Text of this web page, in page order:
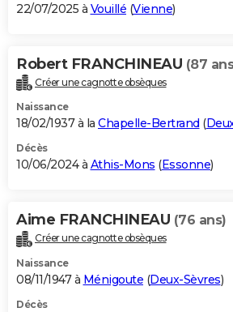
22/07/2025 à Vouillé (Vienne)
Robert FRANCHINEAU (87
Créer une cagnotte obsèques
Naissance
18/02/1937 à la Chapelle-Bertrand (
Décès
10/06/2024 à Athis-Mons (Essonne)
Aime FRANCHINEAU (76 ans)
Créer une cagnotte obsèques
Naissance
08/11/1947 à Ménigoute (Deux-Sèvres)
Décès